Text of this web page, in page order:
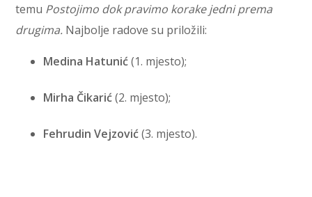
temu Postojimo dok pravimo korake jedni prema
drugima. Najbolje radove su priložili:
Medina Hatunić(1. mjesto);
Mirha Čikarić(2. mjesto);
Fehrudin Vejzović(3. mjesto).